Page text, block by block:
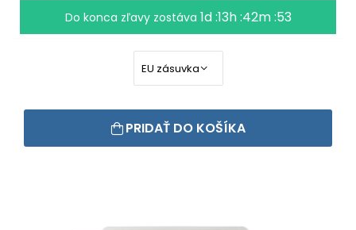
Do konca zľavy zostáva 1d :13h :42m :52
PRIDAŤ DO KOŠÍKA